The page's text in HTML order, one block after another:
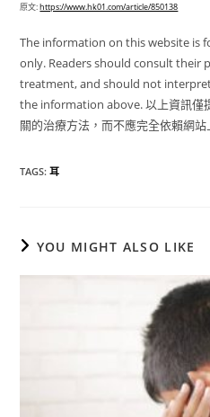
原文:https://www.hk01.com/article/850138
The information on this website is
only. Readers should consult their
treatment, and should not
the information above. 以上資訊僅
關的治療方法，而不應完全依賴網站
TAGS:耳
YOU MIGHT ALSO LIKE